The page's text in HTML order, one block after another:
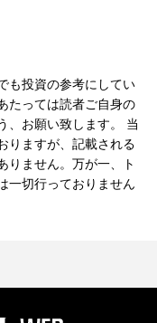
も投資の参考にしてい
たっては読者ご自身の
、お願い致します。 当
りますが、記載される
りません。万が一、ト
一切行っておりません